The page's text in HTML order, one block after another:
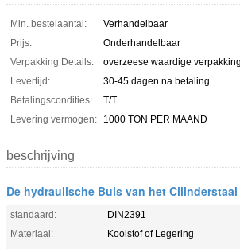
Min. bestelaantal:
Verhandelbaar
Prijs:
Onderhandelbaar
Verpakking Details:
overzeese waardige
Levertijd:
30-45 dagen na betaling
Betalingscondities:
T/T
Levering vermogen:
1000 TON PER MAAND
beschrijving
De hydraulische Buis van het Cilinderstaal
standaard:
DIN2391
Materiaal:
Koolstof of Legering